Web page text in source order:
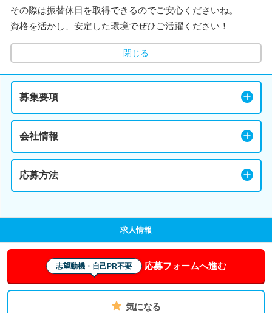
その際は振替休日を取得できるのでご安心くださいね。
資格を活かし、安定した環境でぜひご活躍ください！
閉じる
募集要項
会社情報
応募方法
求人情報
志望動機・自己PR不要 応募フォームへ進む
気になる